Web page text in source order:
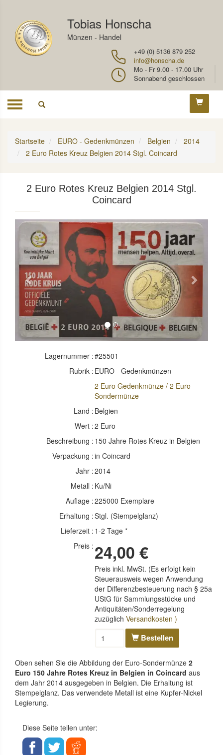
Tobias Honscha
Münzen - Handel
+49 (0) 5136 879 252
info@honscha.de
Mo - Fr 9.00 - 17.00 Uhr
Sonnabend geschlossen
Toggle
Startseite EURO - Gedenkmünzen Belgien
2014
2 Euro Rotes Kreuz Belgien 2014 Stgl. Coincard
2 Euro Rotes Kreuz Belgien 2014 Stgl.
Coincard
Previous Next
Lagernummer :#25501
Rubrik : EURO - Gedenkmünzen
2 Euro Gedenkmünze / 2 Euro
Sondermünze
Land : Belgien
Wert :2 Euro
Beschreibung : 150 Jahre Rotes Kreuz in Belgien
Verpackung :in Coincard
Jahr :2014
Metall : Ku/Ni
Auflage :225000 Exemplare
Erhaltung :Stgl. (Stempelglanz)
Lieferzeit : 1-2 Tage *
Preis : 24,00 €
Preis inkl. MwSt. (Es erfolgt kein
Steuerausweis wegen Anwendung
der Differenzbesteuerung nach § 25a
UStG für Sammlungsstücke und
Antiquitäten/Sonderregelung
zuzüglichVersandkosten )
Bestellen
Oben sehen Sie die Abbildung der Euro-Sondermünze 2
Euro 150 Jahre Rotes Kreuz in Belgien in Coincard aus
dem Jahr 2014 ausgegeben in Belgien. Die Erhaltung ist
Stempelglanz. Das verwendete Metall ist eine Kupfer-Nickel
Legierung.
Diese Seite teilen unter: